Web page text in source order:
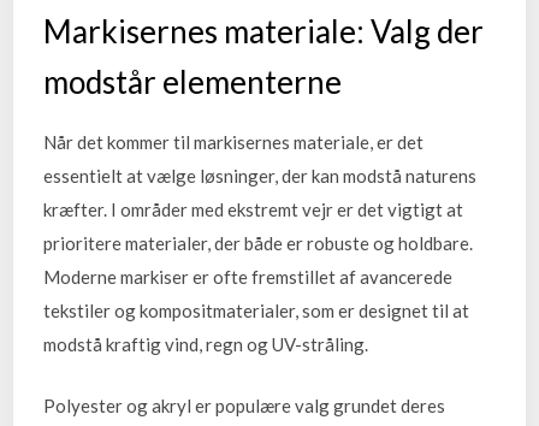
Markisernes materiale: Valg der
modstår elementerne
Når det kommer til markisernes materiale, er det
essentielt at vælge løsninger, der kan modstå naturens
kræfter. I områder med ekstremt vejr er det vigtigt at
prioritere materialer, der både er robuste og holdbare.
Moderne markiser er ofte fremstillet af avancerede
tekstiler og kompositmaterialer, som er designet til at
modstå kraftig vind, regn og UV-stråling.
Polyester og akryl er populære valg grundet deres